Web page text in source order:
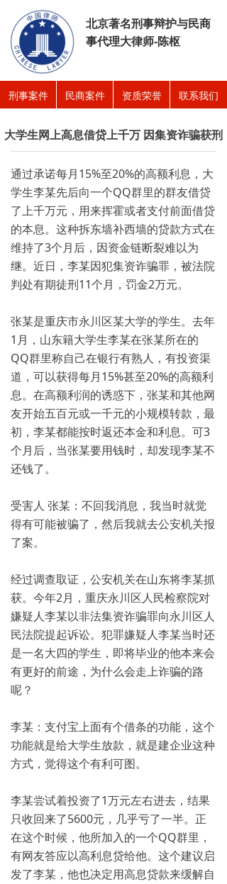
北京著名刑事辩护与民商
事代理大律师-陈枢
刑事案件 民商案件 资质荣誉 联系我们
大学生网上高息借贷上千万 因集资诈骗获刑
通过承诺每月15%至20%的高额利息，大
学生李某先后向一个QQ群里的群友借贷
了上千万元，用来挥霍或者支付前面借贷
的本息。这种拆东墙补西墙的贷款方式在
维持了3个月后，因资金链断裂难以为
继。近日，李某因犯集资诈骗罪，被法院
判处有期徒刑11个月，罚金2万元。
张某是重庆市永川区某大学的学生。去年
1月，山东籍大学生李某在张某所在的
QQ群里称自己在银行有熟人，有投资渠
道，可以获得每月15%甚至20%的高额利
息。在高额利润的诱惑下，张某和其他网
友开始五百元或一千元的小规模转款，最
初，李某都能按时返还本金和利息。可3
个月后，当张某要用钱时，却发现李某不
还钱了。
受害人 张某：不回我消息，我当时就觉
得有可能被骗了，然后我就去公安机关报
了案。
经过调查取证，公安机关在山东将李某抓
获。今年2月，重庆永川区人民检察院对
嫌疑人李某以非法集资诈骗罪向永川区人
民法院提起诉讼。犯罪嫌疑人李某当时还
是一名大四的学生，即将毕业的他本来会
有更好的前途，为什么会走上诈骗的路
呢？
李某：支付宝上面有个借条的功能，这个
功能就是给大学生放款，就是建企业这种
方式，觉得这个有利可图。
李某尝试着投资了1万元左右进去，结果
只收回来了5600元，几乎亏了一半。正
在这个时候，他所加入的一个QQ群里，
有网友答应以高利息贷给他。这个建议启
发了李某，他也决定用高息贷款来缓解自